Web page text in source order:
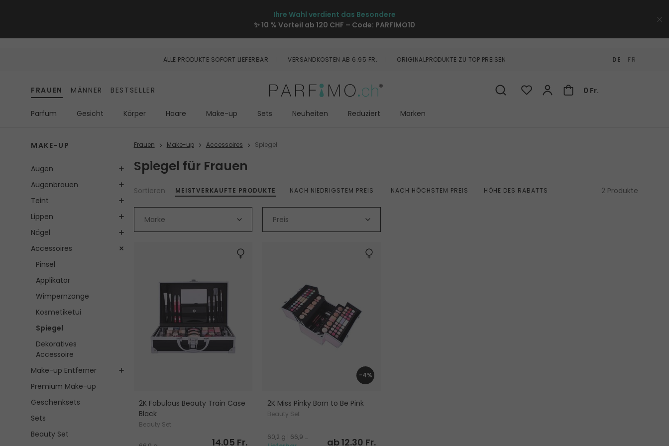
Ihre Wahl verdient das Besondere
✨ 10 % Vorteil ab 120 CHF – Code: PARFIMO10
ALLE PRODUKTE SOFORT LIEFERBAR VERSANDKOSTEN AB 6.95 FR. ORIGINALPRODUKTE ZU TOP PREISEN DE FR
FRAUEN MÄNNER BESTSELLER 0 Fr.
Parfum Gesicht Körper Haare Make-up Sets Neuheiten Reduziert Marken
MAKE-UP
Augen
Augenbrauen
Teint
Lippen
Nägel
Accessoires
Pinsel
Applikator
Wimpernzange
Kosmetiketui
Spiegel
Dekoratives
Accessoire
Make-up Entferner
Premium Make-up
Geschenksets
Sets
Beauty Set
Frauen Make-up Accessoires Spiegel
Spiegel für Frauen
Sortieren MEISTVERKAUFTE PRODUKTE NACH NIEDRIGSTEM PREIS NACH HÖCHSTEM PREIS HÖHE DES RABATTS 2 Produkte
Marke Preis
2K Fabulous Beauty Train Case
Black
Beauty Set
14.05 Fr.
-4%
2K Miss Pinky Born to Be Pink
Beauty Set
60,2 g 66,9 g ab 12.30 Fr.